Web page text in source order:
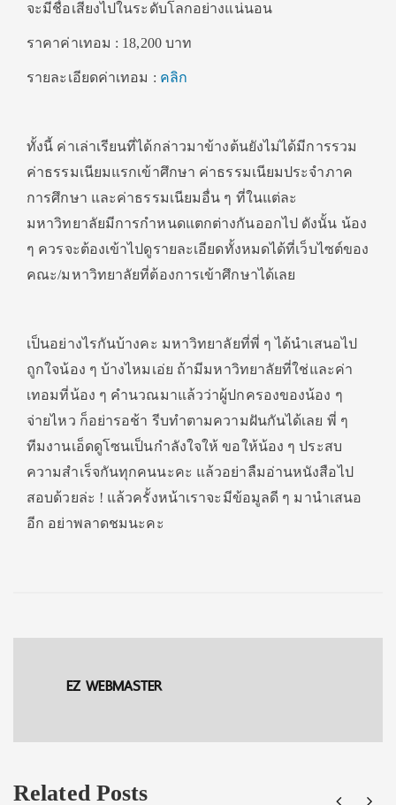
จะมีชื่อเสียงไปในระดับโลกอย่างแน่นอน
ราคาค่าเทอม : 18,200 บาท
รายละเอียดค่าเทอม : คลิก
ทั้งนี้ ค่าเล่าเรียนที่ได้กล่าวมาข้างต้นยังไม่ได้มีการรวม
ค่าธรรมเนียมแรกเข้าศึกษา ค่าธรรมเนียมประจำภาค
การศึกษา และค่าธรรมเนียมอื่น ๆ ที่ในแต่ละ
มหาวิทยาลัยมีการกำหนดแตกต่างกันออกไป ดังนั้น น้อง
ๆ ควรจะต้องเข้าไปดูรายละเอียดทั้งหมดได้ที่เว็บไซต์ของ
คณะ/มหาวิทยาลัยที่ต้องการเข้าศึกษาได้เลย
เป็นอย่างไรกันบ้างคะ มหาวิทยาลัยที่พี่ ๆ ได้นำเสนอไป
ถูกใจน้อง ๆ บ้างไหมเอ่ย ถ้ามีมหาวิทยาลัยที่ใช่และค่า
เทอมที่น้อง ๆ คำนวณมาแล้วว่าผู้ปกครองของน้อง ๆ
จ่ายไหว ก็อย่ารอช้า รีบทำตามความฝันกันได้เลย พี่ ๆ
ทีมงานเอ็ดดูโซนเป็นกำลังใจให้ ขอให้น้อง ๆ ประสบ
ความสำเร็จกันทุกคนนะคะ แล้วอย่าลืมอ่านหนังสือไป
สอบด้วยล่ะ ! แล้วครั้งหน้าเราจะมีข้อมูลดี ๆ มานำเสนอ
อีก อย่าพลาดชมนะคะ
EZ WEBMASTER
Related Posts